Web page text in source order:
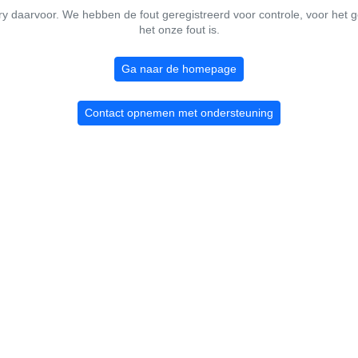
daarvoor. We hebben de fout geregistreerd voor controle, voor het
het onze fout is.
Ga naar de homepage
Contact opnemen met ondersteuning